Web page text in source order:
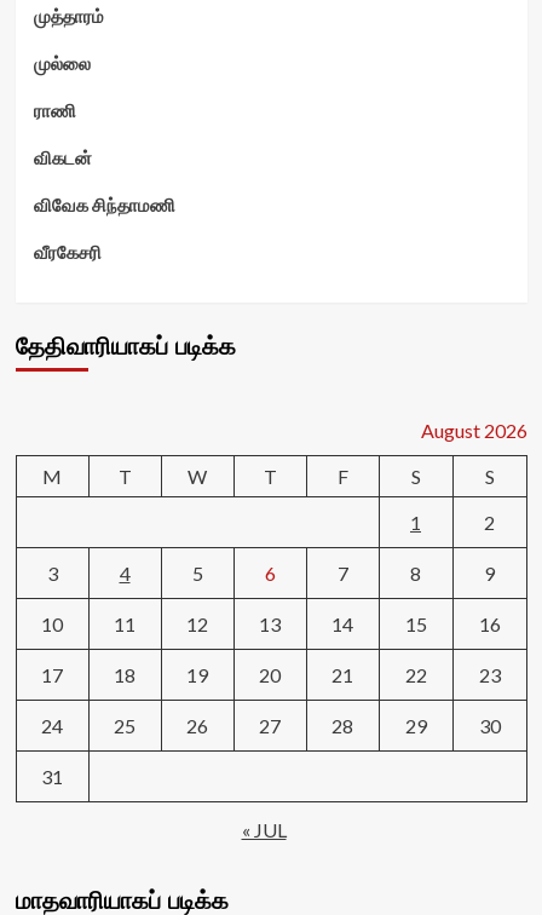
முத்தாரம்
முல்லை
ராணி
விகடன்
விவேக சிந்தாமணி
வீரகேசரி
தேதிவாரியாகப் படிக்க
August 2026
M
T W T F S
S
1
2
3 4 5 6 7 8 9
10 11 12 13 14 15 16
17 18 19 20 21 22 23
24 25 26 27 28 29 30
31
« JUL
மாதவாரியாகப் படிக்க